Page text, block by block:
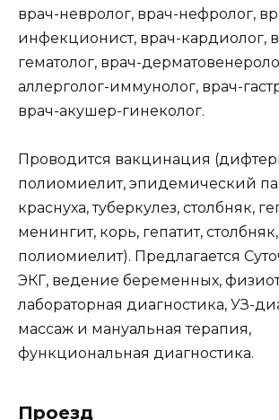
врач-невролог, врач-нефролог,
инфекционист, врач-кардиолог,
гематолог, врач-
аллерголог-иммунолог, врач-
врач-акушер-гинеколог.
Проводится вакцинация
полиомиелит, эпидемический
краснуха, туберкулез, столбняк,
менингит, корь, гепатит, столбняк,
полиомиелит). Предлагается
ЭКГ, ведение беременных,
лабораторная диагностика, УЗ-
массаж и мануальная терапия,
функциональная диагностика.
Проезд